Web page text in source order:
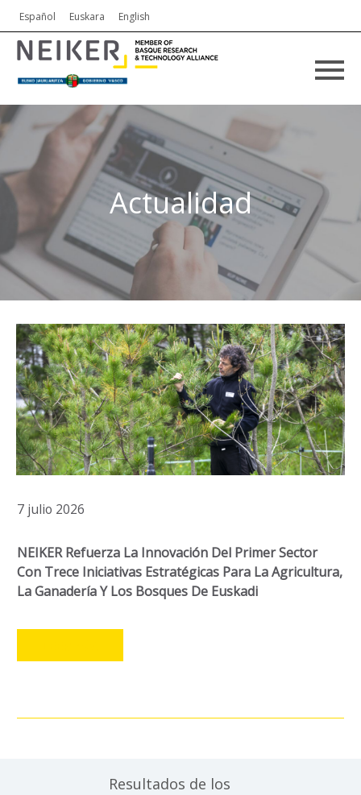
Español Euskara English
Actualidad
7 julio 2026
NEIKER Refuerza La Innovación Del Primer Sector
Con Trece Iniciativas Estratégicas Para La Agricultura,
La Ganadería Y Los Bosques De Euskadi
Resultados de los